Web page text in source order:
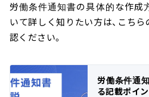
労働条件通知書の具体的な作成
いて詳しく知りたい方は、こち
認ください。
労働条件通
る記載ポイ